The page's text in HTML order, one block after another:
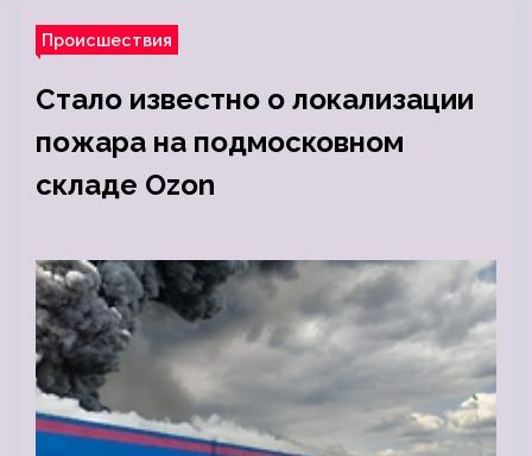
Происшествия
Стало известно о локализации
пожара на подмосковном
складе Ozon